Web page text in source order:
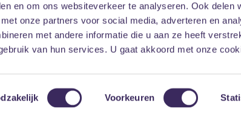
en om ons websiteverkeer te analyseren. Ook delen
onze partners voor social media, adverteren en
met andere informatie die u aan ze heeft
van hun services. U gaat akkoord met onze
Voorkeuren
FacebookInstagramLinkedIn